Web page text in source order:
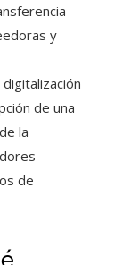
y
de una
la
de